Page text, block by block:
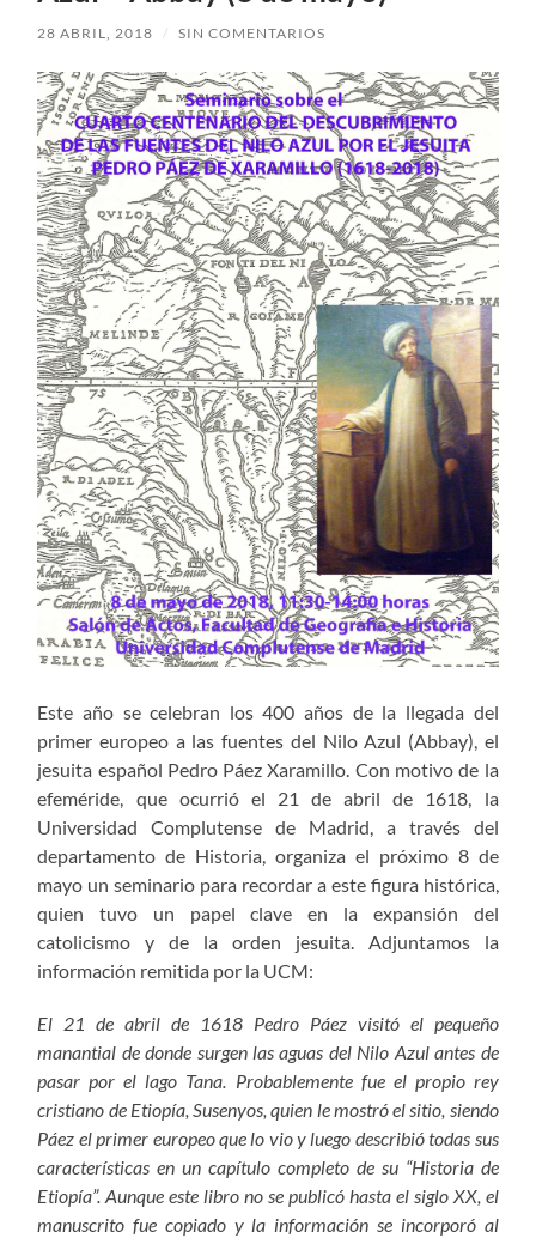
28 ABRIL, 2018 / SIN COMENTARIOS
Este año se celebran los 400 años de la llegada del
primer europeo a las fuentes del Nilo Azul (Abbay), el
jesuita español Pedro Páez Xaramillo. Con motivo de la
efeméride, que ocurrió el 21 de abril de 1618, la
Universidad Complutense de Madrid, a través del
departamento de Historia, organiza el próximo 8 de
mayo un seminario para recordar a este figura histórica,
quien tuvo un papel clave en la expansión del
catolicismo y de la orden jesuita. Adjuntamos la
información remitida por la UCM:
El 21 de abril de 1618 Pedro Páez visitó el pequeño
manantial de donde surgen las aguas del Nilo Azul antes de
pasar por el lago Tana. Probablemente fue el propio rey
cristiano de Etiopía, Susenyos, quien le mostró el sitio, siendo
Páez el primer europeo que lo vio y luego describió todas sus
características en un capítulo completo de su “Historia de
Etiopía”. Aunque este libro no se publicó hasta el siglo XX, el
manuscrito fue copiado y la información se incorporó al